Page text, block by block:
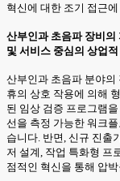
혁신에 대한 조기 접근
산부인과 초음파 장비의
및 서비스 중심의 상업
산부인과 초음파 분야의
휴의 상호 작용에 의해
된 임상 검증 프로그램
선을 측정 가능한 워크
습니다. 반면, 신규 진출
저 설계, 작업 특화형 프
점적인 혁신을 통해 압